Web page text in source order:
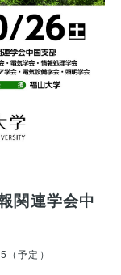
関連学会中
予定）